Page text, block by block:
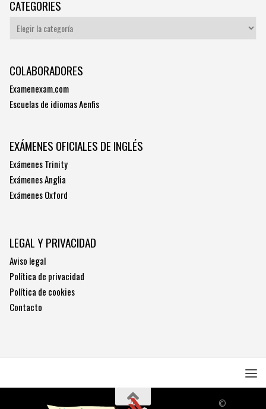
CATEGORIES
Categories
COLABORADORES
Examenexam.com
Escuelas de idiomas Aenfis
EXÁMENES OFICIALES DE INGLÉS
Exámenes Trinity
Exámenes Anglia
Exámenes Oxford
LEGAL Y PRIVACIDAD
Aviso legal
Política de privacidad
Política de cookies
Contacto
©